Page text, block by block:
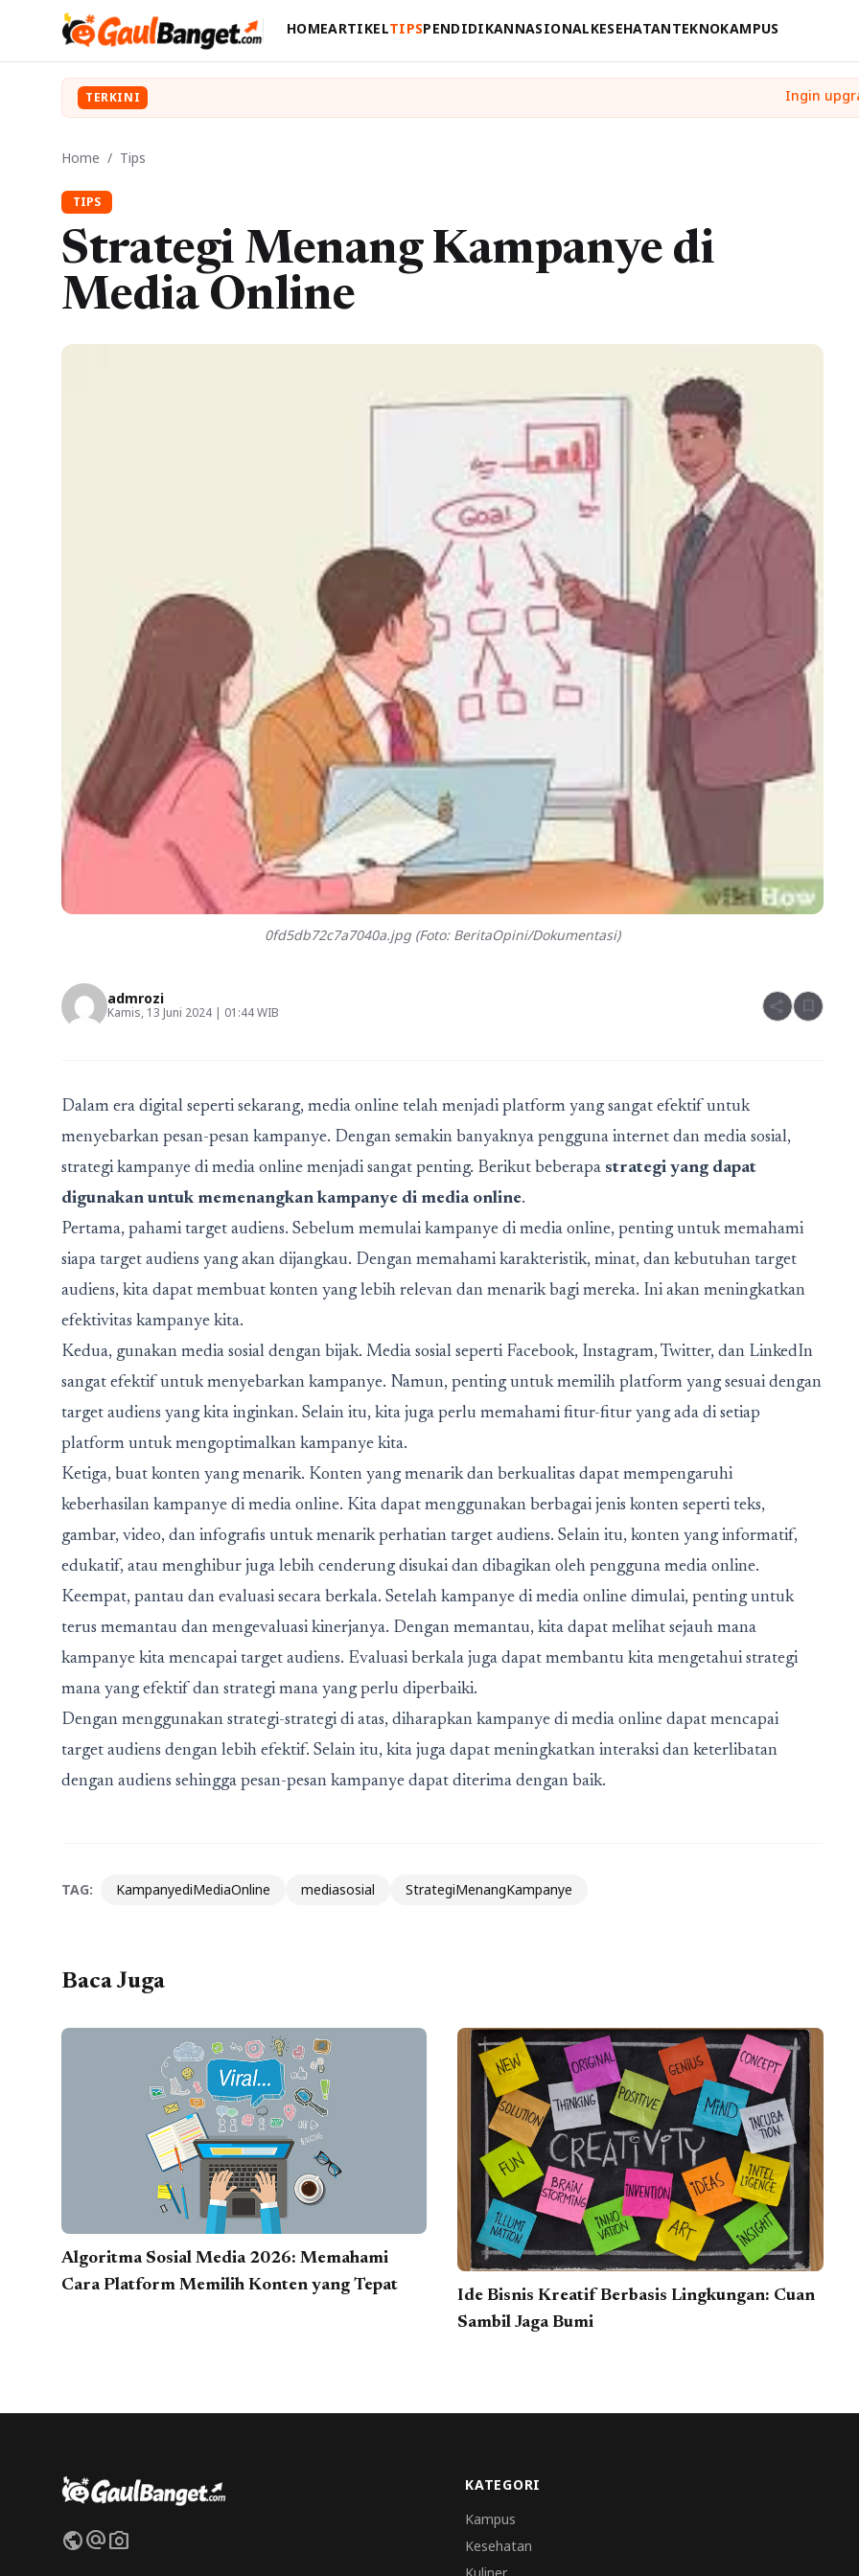
HOMEARTIKELTIPSPENDIDIKANNASIONALKESEHATANTEKNOKAMPUS
TERKINI
Home / Tips
TIPS
Strategi Menang Kampanye di
Media Online
0fd5db72c7a7040a.jpg (Foto: BeritaOpini/Dokumentasi)
admrozi
Kamis, 13 Juni 2024 | 01:44 WIB share bookmark
Dalam era digital seperti sekarang, media online telah menjadi platform yang sangat efektif untuk
menyebarkan pesan-pesan kampanye. Dengan semakin banyaknya pengguna internet dan media sosial,
strategi kampanye di media online menjadi sangat penting. Berikut beberapa strategi yang dapat
digunakan untuk memenangkan kampanye di media online.
Pertama, pahami target audiens. Sebelum memulai kampanye di media online, penting untuk memahami
siapa target audiens yang akan dijangkau. Dengan memahami karakteristik, minat, dan kebutuhan target
audiens, kita dapat membuat konten yang lebih relevan dan menarik bagi mereka. Ini akan meningkatkan
efektivitas kampanye kita.
Kedua, gunakan media sosial dengan bijak. Media sosial seperti Facebook, Instagram, Twitter, dan LinkedIn
sangat efektif untuk menyebarkan kampanye. Namun, penting untuk memilih platform yang sesuai dengan
target audiens yang kita inginkan. Selain itu, kita juga perlu memahami fitur-fitur yang ada di setiap
platform untuk mengoptimalkan kampanye kita.
Ketiga, buat konten yang menarik. Konten yang menarik dan berkualitas dapat mempengaruhi
keberhasilan kampanye di media online. Kita dapat menggunakan berbagai jenis konten seperti teks,
gambar, video, dan infografis untuk menarik perhatian target audiens. Selain itu, konten yang informatif,
edukatif, atau menghibur juga lebih cenderung disukai dan dibagikan oleh pengguna media online.
Keempat, pantau dan evaluasi secara berkala. Setelah kampanye di media online dimulai, penting untuk
terus memantau dan mengevaluasi kinerjanya. Dengan memantau, kita dapat melihat sejauh mana
kampanye kita mencapai target audiens. Evaluasi berkala juga dapat membantu kita mengetahui strategi
mana yang efektif dan strategi mana yang perlu diperbaiki.
Dengan menggunakan strategi-strategi di atas, diharapkan kampanye di media online dapat mencapai
target audiens dengan lebih efektif. Selain itu, kita juga dapat meningkatkan interaksi dan keterlibatan
dengan audiens sehingga pesan-pesan kampanye dapat diterima dengan baik.
TAG: KampanyediMediaOnline mediasosial StrategiMenangKampanye
Baca Juga
Algoritma Sosial Media 2026: Memahami
Cara Platform Memilih Konten yang Tepat
Ide Bisnis Kreatif Berbasis Lingkungan: Cuan
Sambil Jaga Bumi
publicalternate_emailphoto_camera
KATEGORI
Kampus
Kesehatan